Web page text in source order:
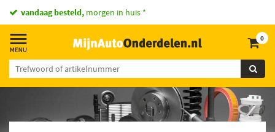
vandaag besteld, morgen in huis *
0